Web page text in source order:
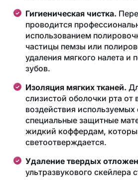
Гигиеническая чистка.
проводится
использованием
частицы пемзы или
удаления мягкого налета и
зубов.
Изоляция мягких тканей.
слизистой оболочки рта от
воздействия
специальные защитные
жидкий коффердам,
светоотверждается.
Удаление твердых
ультразвукового скейлера